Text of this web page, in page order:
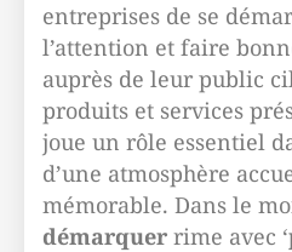
entreprises de se
l’attention et faire
auprès de leur public
produits et services
joue un rôle essentiel
d’une atmosphère
mémorable. Dans le
démarquer rime avec ‘